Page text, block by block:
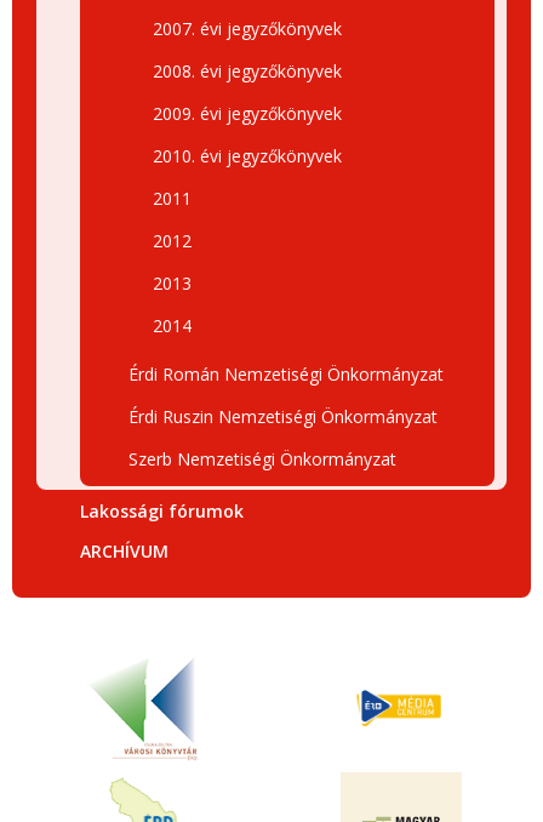
2007. évi jegyzőkönyvek
2008. évi jegyzőkönyvek
2009. évi jegyzőkönyvek
2010. évi jegyzőkönyvek
2011
2012
2013
2014
Érdi Román Nemzetiségi Önkormányzat
Érdi Ruszin Nemzetiségi Önkormányzat
Szerb Nemzetiségi Önkormányzat
Lakossági fórumok
ARCHÍVUM